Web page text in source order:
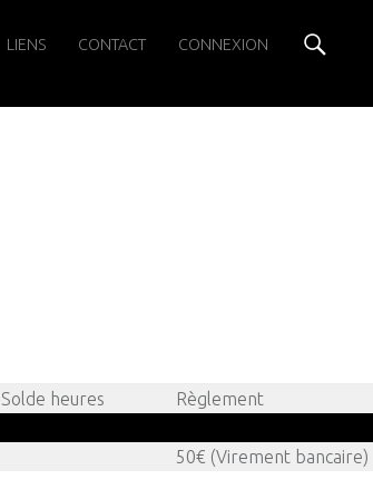
LIENS CONTACT CONNEXION
Solde heures
Règlement
50€ (Virement bancaire)